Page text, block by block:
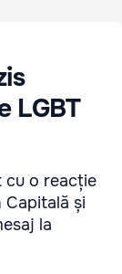
LGBT
cu o reacție
Capitală și
la